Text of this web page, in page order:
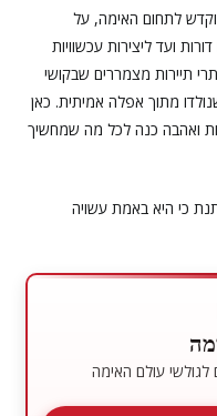
לתחום האימה, על
ועד ליצירות עכשוויות
תיירות מצמררים שבקושי
מתוך אפלה אמיתית. כאן
ואהבה כנה לכל מה שמחשיך
כי היא באמת עשויה
לגולשי עולם האימה